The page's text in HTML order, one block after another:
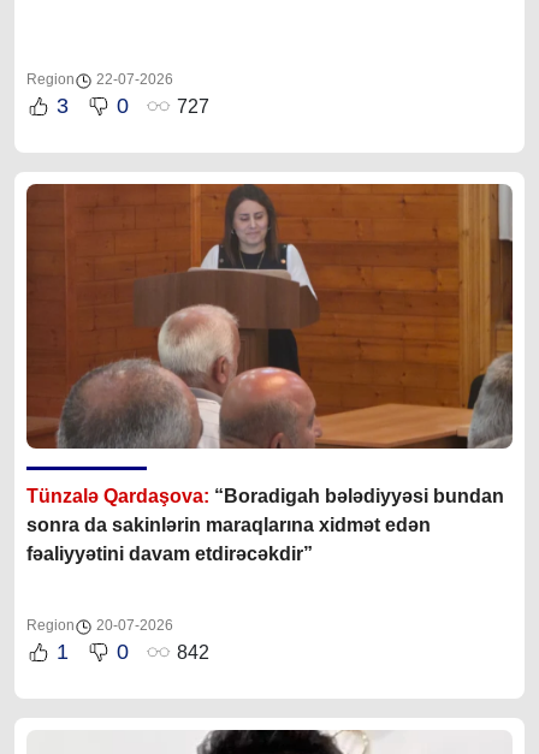
Region 22-07-2026
3 0 727
Tünzalə Qardaşova: “Boradigah bələdiyyəsi bundan
sonra da sakinlərin maraqlarına xidmət edən
fəaliyyətini davam etdirəcəkdir”
Region 20-07-2026
1 0 842